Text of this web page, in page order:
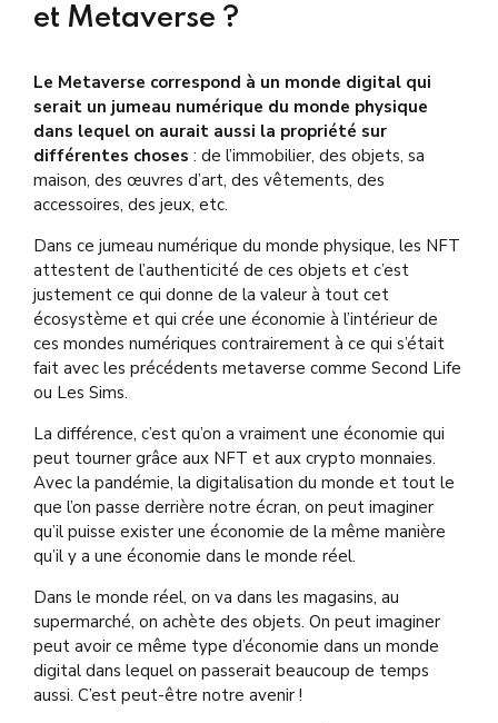
et Metaverse ?
Le Metaverse correspond à un monde digital qui
serait un jumeau numérique du monde physique
dans lequel on aurait aussi la propriété sur
différentes choses : de l’immobilier, des objets, sa
maison, des œuvres d’art, des vêtements, des
accessoires, des jeux, etc.
Dans ce jumeau numérique du monde physique, les NFT
attestent de l’authenticité de ces objets et c’est
justement ce qui donne de la valeur à tout cet
écosystème et qui crée une économie à l’intérieur de
ces mondes numériques contrairement à ce qui s’était
fait avec les précédents metaverse comme Second Life
ou Les Sims.
La différence, c’est qu’on a vraiment une économie qui
peut tourner grâce aux NFT et aux crypto monnaies.
Avec la pandémie, la digitalisation du monde et tout le
que l’on passe derrière notre écran, on peut imaginer
qu’il puisse exister une économie de la même manière
qu’il y a une économie dans le monde réel.
Dans le monde réel, on va dans les magasins, au
supermarché, on achète des objets. On peut imaginer
peut avoir ce même type d’économie dans un monde
digital dans lequel on passerait beaucoup de temps
aussi. C’est peut-être notre avenir !